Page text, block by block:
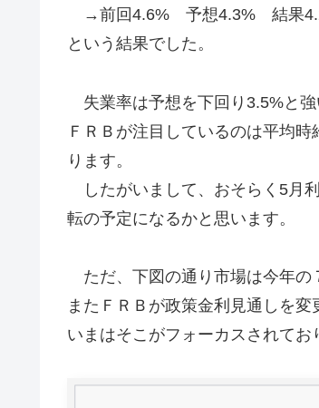
→前回4.6% 予想4.3% 結果
という結果でした。
失業率は予想を下回り3.5%と強
ＦＲＢが注目しているのは平均
ります。
したがいまして、おそらく5月
転の予定になるかと思います。
ただ、下図の通り市場は今年の
またＦＲＢが政策金利見通しを変
いまはそこがフォーカスされてお